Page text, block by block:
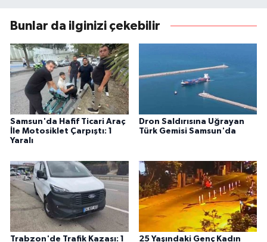
Bunlar da ilginizi çekebilir
Samsun'da Hafif Ticari Araç
İle Motosiklet Çarpıştı: 1
Yaralı
Dron Saldırısına Uğrayan
Türk Gemisi Samsun'da
Trabzon'de Trafik Kazası: 1 25 Yaşındaki Genç Kadın